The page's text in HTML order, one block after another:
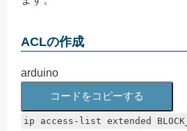
ACLの作成
arduino
コードをコピーする
ip access-list extended BLOCK_